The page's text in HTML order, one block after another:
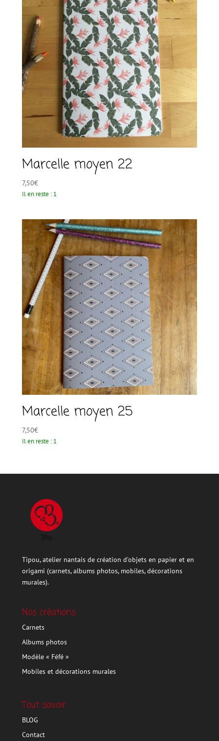
Marcelle moyen 22
7,50€
Il en reste : 1
Marcelle moyen 25
7,50€
Il en reste : 1
Tipou, atelier nantais de création d’objets en papier et en
origami (carnets, albums photos, mobiles, décorations
murales).
Nos créations
Carnets
Albums photos
Modèle « Féfé »
Mobiles et décorations murales
Tout savoir
BLOG
Contact